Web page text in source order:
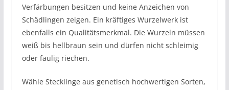
Verfärbungen besitzen und keine Anzeichen von
Schädlingen zeigen. Ein kräftiges Wurzelwerk ist
ebenfalls ein Qualitätsmerkmal. Die Wurzeln müssen
weiß bis hellbraun sein und dürfen nicht schleimig
oder faulig riechen.
Wähle Stecklinge aus genetisch hochwertigen Sorten,